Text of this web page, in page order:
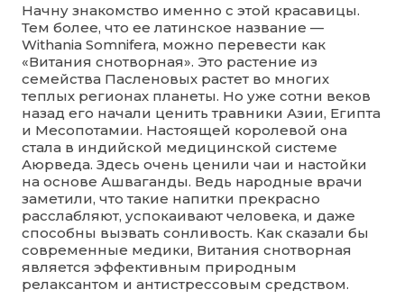
Начну знакомство именно с этой красавицы.
Тем более, что ее латинское название —
Withania Somnifera, можно перевести как
«Витания снотворная». Это растение из
семейства Пасленовых растет во многих
теплых регионах планеты. Но уже сотни веков
назад его начали ценить травники Азии, Египта
и Месопотамии. Настоящей королевой она
стала в индийской медицинской системе
Аюрведа. Здесь очень ценили чаи и настойки
на основе Ашваганды. Ведь народные врачи
заметили, что такие напитки прекрасно
расслабляют, успокаивают человека, и даже
способны вызвать сонливость. Как сказали бы
современные медики, Витания снотворная
является эффективным природным
релаксантом и антистрессовым средством.